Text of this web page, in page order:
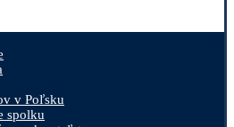
v Poľsku
spolku